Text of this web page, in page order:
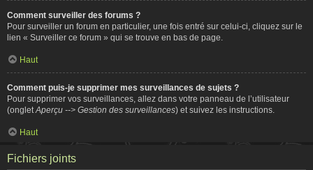
Comment surveiller des forums ?
Pour surveiller un forum en particulier, une fois entré sur celui-ci, cliquez sur le
lien « Surveiller ce forum » qui se trouve en bas de page.
Haut
Comment puis-je supprimer mes surveillances de sujets ?
Pour supprimer vos surveillances, allez dans votre panneau de l’utilisateur
(onglet Aperçu --> Gestion des surveillances) et suivez les instructions.
Haut
Fichiers joints